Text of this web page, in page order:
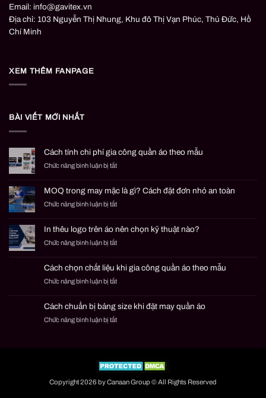
Email: info@gavitex.vn
Địa chỉ: 103 Nguyễn Thị Nhung, Khu đô Thị Vạn Phúc, Thủ Đức, Hồ
Chí Minh
XEM THÊM FANPAGE
BÀI VIẾT MỚI NHẤT
Cách tính chi phí gia công quần áo theo mẫu
Chức năng bình luận bị tắtở
chi
phí
công
áo
mẫu
MOQ trong may mặc là gì? Cách đặt đơn nhỏ an toàn
Chức năng bình luận bị tắtở
may
mặc
gì?
Cách
đặt
nhỏ
toàn
In thêu logo trên áo nên chọn kỹ thuật nào?
Chức năng bình luận bị tắtở
logo
trên
nên
kỹ
Cách chọn chất liệu khi gia công quần áo theo mẫu
Chức năng bình luận bị tắtở
chất
liệu
quần
áo
theo
Cách chuẩn bị bảng size khi đặt may quần áo
Chức năng bình luận bị tắtở
size
khi
Copyright 2026 by Canaan Group © All Rights Reserved